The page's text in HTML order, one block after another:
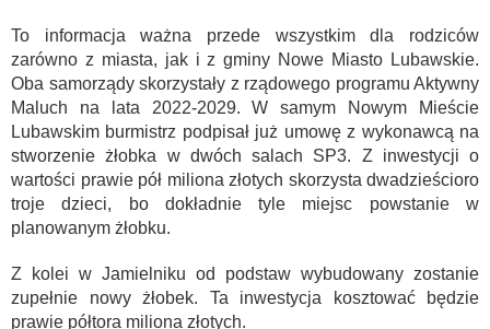
To informacja ważna przede wszystkim dla rodziców
zarówno z miasta, jak i z gminy Nowe Miasto Lubawskie.
Oba samorządy skorzystały z rządowego programu Aktywny
Maluch na lata 2022-2029. W samym Nowym Mieście
Lubawskim burmistrz podpisał już umowę z wykonawcą na
stworzenie żłobka w dwóch salach SP3. Z inwestycji o
wartości prawie pół miliona złotych skorzysta dwadzieścioro
troje dzieci, bo dokładnie tyle miejsc powstanie w
planowanym żłobku.
Z kolei w Jamielniku od podstaw wybudowany zostanie
zupełnie nowy żłobek. Ta inwestycja kosztować będzie
prawie półtora miliona złotych.